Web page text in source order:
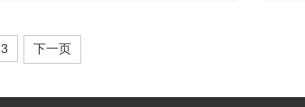
3 下一页